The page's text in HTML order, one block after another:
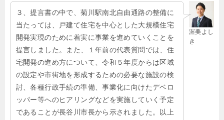
渥美よし
き
３、提言書の中で、菊川駅南北自由通路の整備に
当たっては、戸建て住宅を中心とした大規模住宅
開発実現のために着実に事業を進めていくことを
提言しました。また、１年前の代表質問では、住
宅開発の進め方について、令和５年度からは区域
の設定や市街地を形成するための必要な施設の検
討、各種行政手続の準備、事業化に向けたデベロ
ッパー等へのヒアリングなどを実施していく予定
であることが長谷川市長から示されました。以上